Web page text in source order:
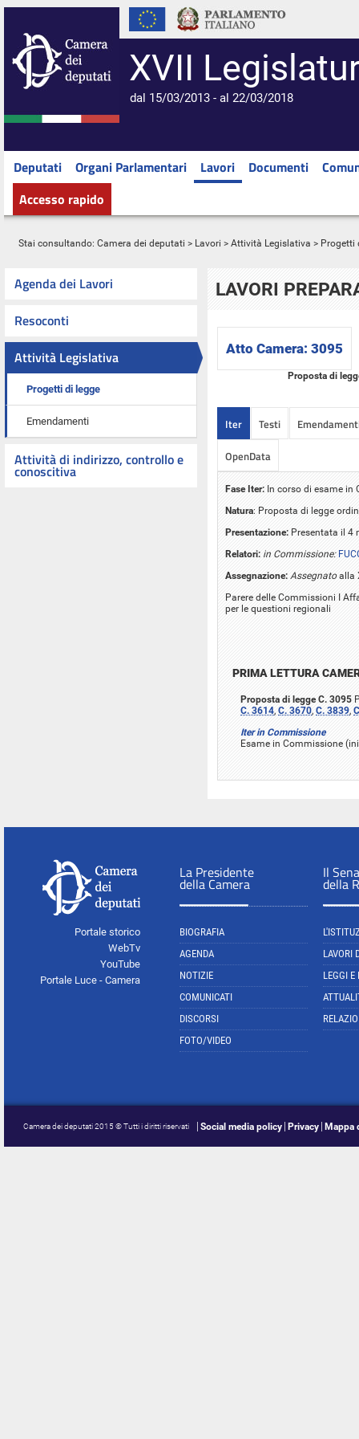
XVII
dal 15/03/2013 - al 22/03/2018
Deputati Organi Parlamentari Lavori Documenti
Accesso rapido
Stai consultando: Camera dei deputati > Lavori > Attività Legislativa > Progetti
Agenda dei Lavori
Resoconti
Attività Legislativa
Progetti di legge
Emendamenti
Attività di indirizzo, controllo e
conoscitiva
LAVORI
Atto Camera: 3095
Proposta di
Iter Testi
OpenData
Fase Iter: In corso di esame in
Natura: Proposta di legge
Presentazione: Presentata il 4
Relatori: in Commissione:
Assegnazione: Assegnatoalla
Parere delle Commissioni I
per le questioni regionali
PRIMA LETTURA
Proposta di legge C. 3095
C. 3614, C. 3670, C. 3839,
Iter in Commissione
Esame in Commissione
Portale storico
WebTv
YouTube
Portale Luce - Camera
La Presidente
della Camera
BIOGRAFIA
AGENDA
NOTIZIE
COMUNICATI
DISCORSI
FOTO/VIDEO
Il
della
LAVORI
LEGGI E
Camera dei deputati 2015 © Tutti i diritti riservati Social media policy Privacy Mappa